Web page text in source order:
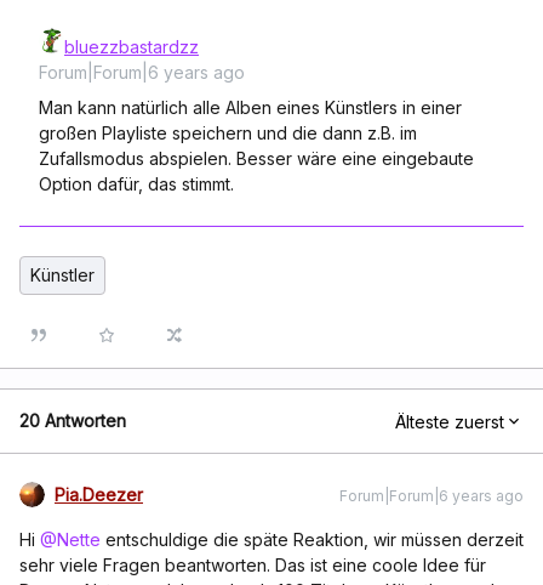
bluezzbastardzz
Forum|Forum|6 years ago
Man kann natürlich alle Alben eines Künstlers in einer
großen Playliste speichern und die dann z.B. im
Zufallsmodus abspielen. Besser wäre eine eingebaute
Option dafür, das stimmt.
Künstler
20 Antworten Älteste zuerst
Pia.Deezer Forum|Forum|6 years ago
Hi @Nette entschuldige die späte Reaktion, wir müssen derzeit
sehr viele Fragen beantworten. Das ist eine coole Idee für